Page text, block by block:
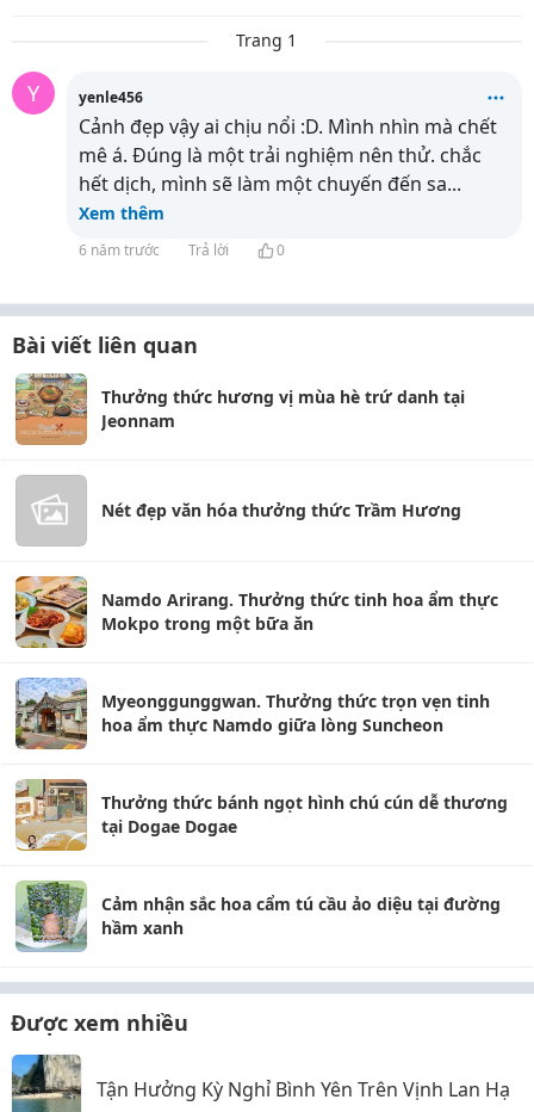
Trang 1
Y yenle456
Cảnh đẹp vậy ai chịu nổi :D. Mình nhìn mà chết
mê á. Đúng là một trải nghiệm nên thử. chắc
hết dịch, mình sẽ làm một chuyến đến sa...
Xem thêm
6 năm trước Trả lời 0
Bài viết liên quan
Thưởng thức hương vị mùa hè trứ danh tại
Jeonnam
Nét đẹp văn hóa thưởng thức Trầm Hương
Namdo Arirang. Thưởng thức tinh hoa ẩm thực
Mokpo trong một bữa ăn
Myeonggunggwan. Thưởng thức trọn vẹn tinh
hoa ẩm thực Namdo giữa lòng Suncheon
Thưởng thức bánh ngọt hình chú cún dễ thương
tại Dogae Dogae
Cảm nhận sắc hoa cẩm tú cầu ảo diệu tại đường
hầm xanh
Được xem nhiều
Tận Hưởng Kỳ Nghỉ Bình Yên Trên Vịnh Lan Hạ